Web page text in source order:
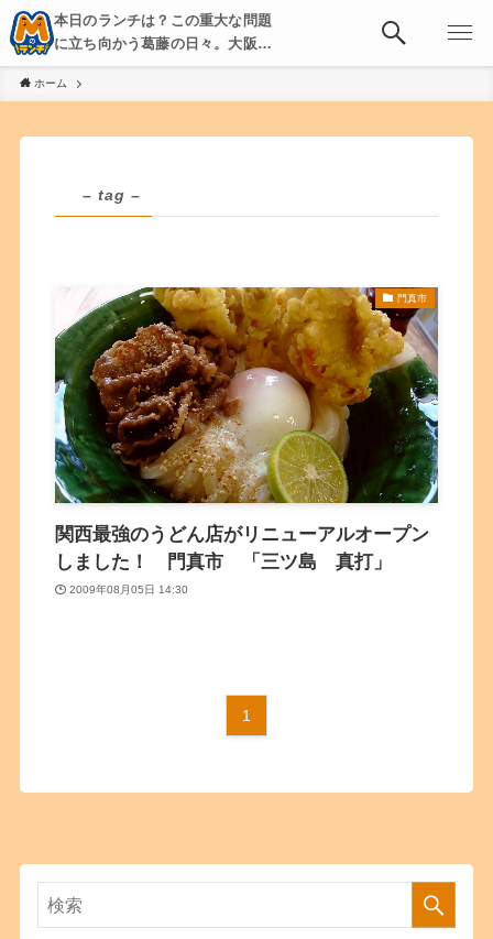
本日のランチは？この重大な問題
に立ち向かう葛藤の日々。大阪・
京都・神戸を中心とした食べ歩
き、飲み歩きを綴る。
ホーム
– tag –
門真市
関西最強のうどん店がリニューアルオープン
しました！ 門真市 「三ツ島 真打」
2009年08月05日 14:30
1